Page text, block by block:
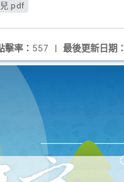
.pdf
最後更新日期：
擊率： 557 |